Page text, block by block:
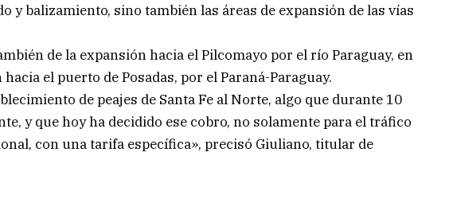
y balizamiento, sino también las áreas de expansión de las vías
de la expansión hacia el Pilcomayo por el río Paraguay, en
el puerto de Posadas, por el Paraná-Paraguay.
de peajes de Santa Fe al Norte, algo que durante 10
y que hoy ha decidido ese cobro, no solamente para el tráfico
con una tarifa específica», precisó Giuliano, titular de